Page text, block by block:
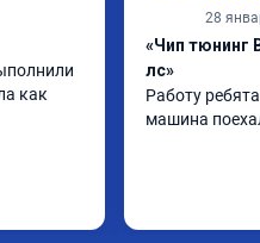
как
28
«Чип тюнинг
лс»
Работу
машина